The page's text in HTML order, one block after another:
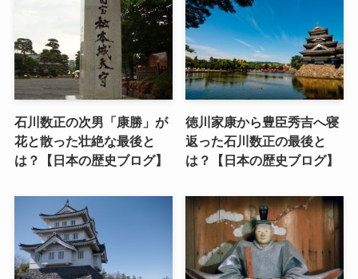
石川数正の次男「康勝」が
花と散った壮絶な最後と
は？【日本の歴史ブログ】
徳川家康から豊臣秀吉へ寝
返った石川数正の最後と
は？【日本の歴史ブログ】